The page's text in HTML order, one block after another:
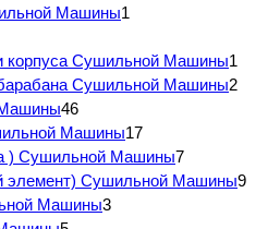
Машины1
корпуса Сушильной Машины1
Сушильной Машины2
46
Машины17
) Сушильной Машины7
элемент) Сушильной Машины9
Машины3